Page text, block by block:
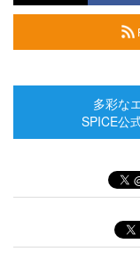
多彩な
SPICE公